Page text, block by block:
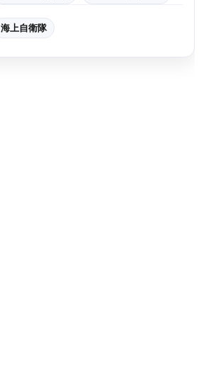
海上自衛隊